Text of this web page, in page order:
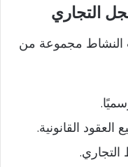
التجاري
النشاط مجموعة من
القانونية.